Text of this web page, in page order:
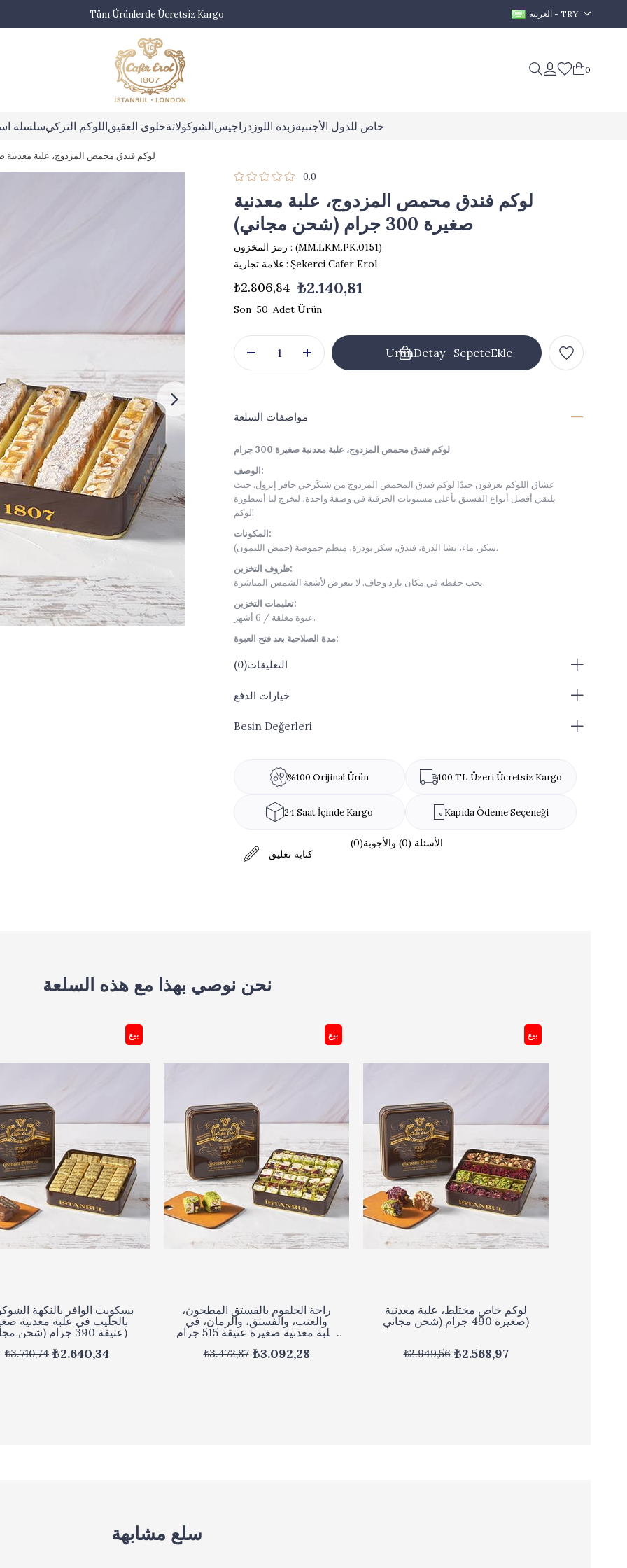
Tüm Ürünlerde Ücretsiz Kargo العربية - TRY
0
سلسلةاللوكم التركيحلوى العقيقالشوكولاتةدراجيس زبدة اللوزخاص للدول الأجنبية
لوكم فندق محمص المزدوج، علبة معدنية صغيرة 300 جرام
0.0
لوكم فندق محمص المزدوج، علبة معدنية
صغيرة 300 جرام (شحن مجاني)
رمز المخزون
(MM.LKM.PK.0151)
علامة تجارية : Şekerci Cafer Erol
₺2.806,84 ₺2.140,81
50
مواصفات السلعة
لوكم فندق محمص المزدوج، علبة معدنية صغيرة 300 جرام
الوصف:
عشاق اللوكم يعرفون جيدًا لوكم فندق المحمص المزدوج من شيكَرجي جافر إيرول. حيث
يلتقي أفضل أنواع الفستق بأعلى مستويات الحرفية في وصفة واحدة، ليخرج لنا أسطورة
لوكم!
المكونات:
سكر، ماء، نشا الذرة، فندق، سكر بودرة، منظم حموضة (حمض الليمون).
ظروف التخزين:
يجب حفظه في مكان بارد وجاف. لا يتعرض لأشعة الشمس المباشرة.
تعليمات التخزين:
عبوة مغلقة / 6 أشهر.
مدة الصلاحية بعد فتح العبوة:
التعليقات(0)
خيارات الدفع
Besin Değerleri
%100 Orijinal Ürün 100 TL Üzeri Ücretsiz Kargo
24 Saat İçinde Kargo Kapıda Ödeme Seçeneği
كتابة تعليق
(0)الأسئلة (0) والأجوبة
نحن نوصي بهذا مع هذه السلعة
بيع
بسكويت الوافر بالنكهة
بالحليب في علبة معدنية
عتيقة 390 جرام (شحن مجاني)
₺2.640,34
₺3.710,74
بيع
راحة الحلقوم بالفستق المطحون،
والعنب، والفستق، والرمان، في
علبة معدنية صغيرة عتيقة 515 جرام
₺3.092,28
₺3.472,87
بيع
لوكم خاص مختلط، علبة معدنية
صغيرة 490 جرام (شحن مجاني)
₺2.568,97
₺2.949,56
سلع مشابهة